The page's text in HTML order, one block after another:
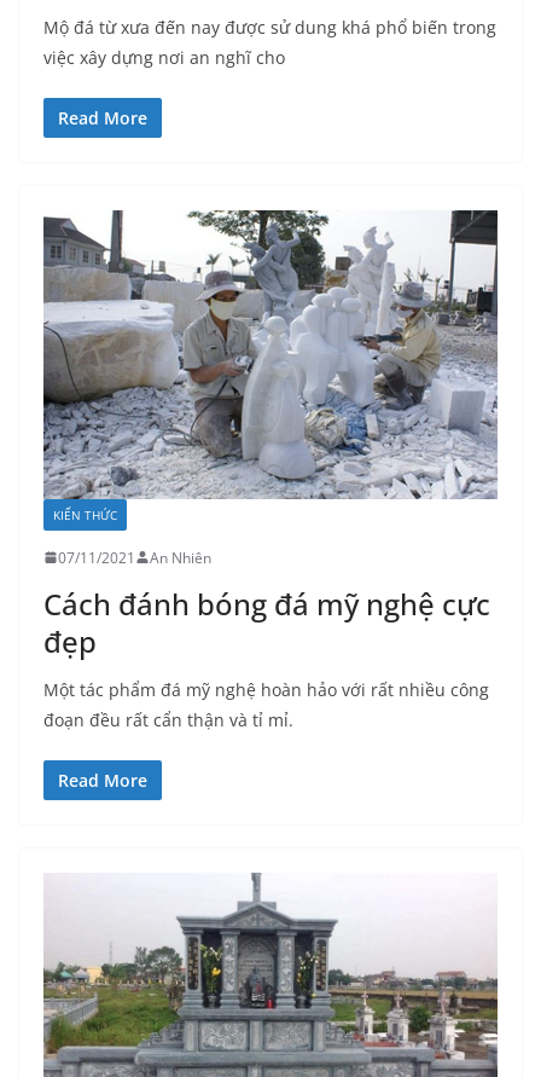
Mộ đá từ xưa đến nay được sử dung khá phổ biến trong
việc xây dựng nơi an nghĩ cho
Read More
KIẾN THỨC
07/11/2021 An Nhiên
Cách đánh bóng đá mỹ nghệ cực
đẹp
Một tác phẩm đá mỹ nghệ hoàn hảo với rất nhiều công
đoạn đều rất cẩn thận và tỉ mỉ.
Read More